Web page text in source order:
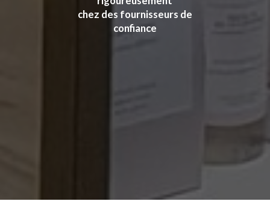
chez des fournisseurs de
confiance